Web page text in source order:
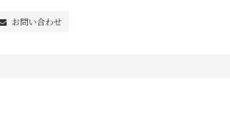
お問い合わせ